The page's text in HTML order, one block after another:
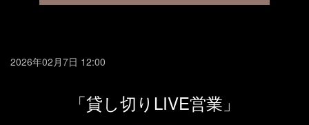
2026年02月7日 12:00
「貸し切りLIVE営業」